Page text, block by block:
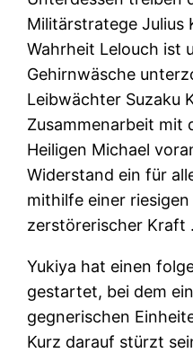
Militärstratege Julius
Wahrheit Lelouch ist
Gehirnwäsche
Leibwächter Suzaku
Zusammenarbeit mit
Heiligen Michael
Widerstand ein für
mithilfe einer
zerstörerischer Kraft
Yukiya hat einen
gestartet, bei dem
gegnerischen
Kurz darauf stürzt